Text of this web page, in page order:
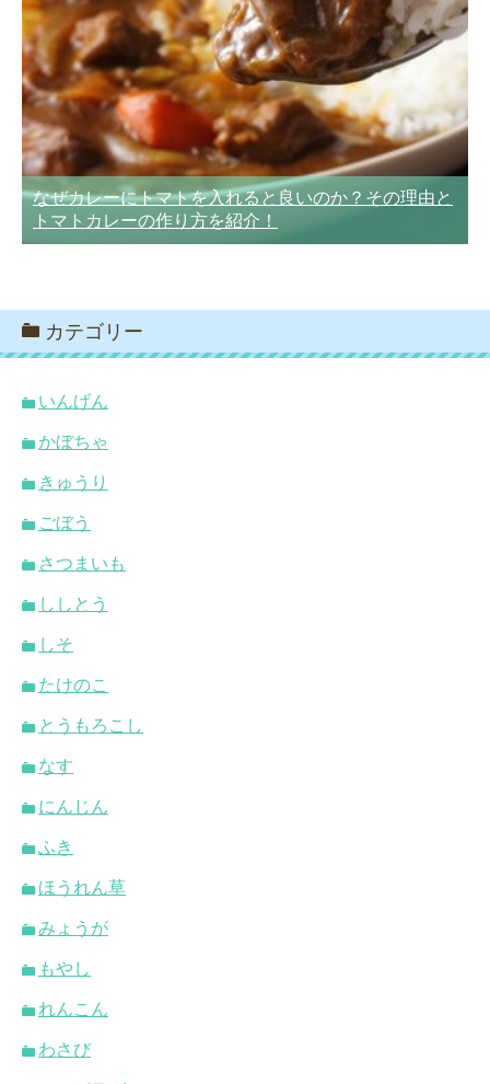
なぜカレーにトマトを入れると良いのか？その理由と
トマトカレーの作り方を紹介！
カテゴリー
いんげん
かぼちゃ
きゅうり
ごぼう
さつまいも
ししとう
しそ
たけのこ
とうもろこし
なす
にんじん
ふき
ほうれん草
みょうが
もやし
れんこん
わさび